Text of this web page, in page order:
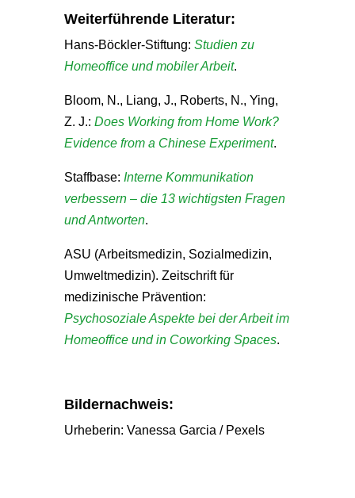
Weiterführende Literatur:
Hans-Böckler-Stiftung: Studien zu
Homeoffice und mobiler Arbeit.
Bloom, N., Liang, J., Roberts, N., Ying,
Z. J.: Does Working from Home Work?
Evidence from a Chinese Experiment.
Staffbase: Interne Kommunikation
verbessern – die 13 wichtigsten Fragen
und Antworten.
ASU (Arbeitsmedizin, Sozialmedizin,
Umweltmedizin). Zeitschrift für
medizinische Prävention:
Psychosoziale Aspekte bei der Arbeit im
Homeoffice und in Coworking Spaces.
Bildernachweis:
Urheberin: Vanessa Garcia / Pexels